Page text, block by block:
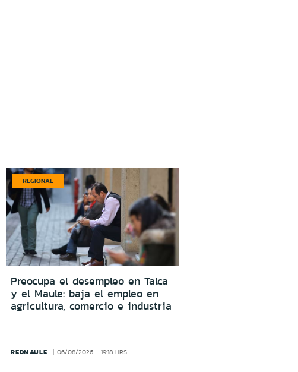
REGIONAL
Preocupa el desempleo en Talca
y el Maule: baja el empleo en
agricultura, comercio e industria
REDMAULE 06/08/2026 - 19:18 HRS